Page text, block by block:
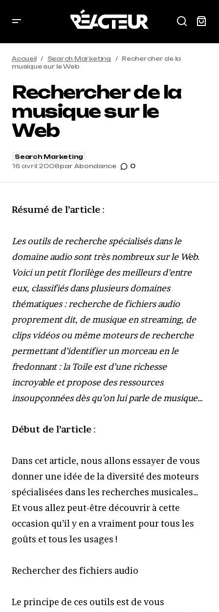
Accueil Search Marketing
Rechercher de la
musique sur le Web
Rechercher de la
musique sur le
Web
Search Marketing
16 avril 2008par Abondance 0
Résumé de l’article :
Les outils de recherche spécialisés dans le
domaine audio sont très nombreux sur le Web.
Voici un petit florilège des meilleurs d’entre
eux, classifiés dans plusieurs domaines
thématiques : recherche de fichiers audio
proprement dit, de musique en streaming, de
clips vidéos ou même moteurs de recherche
permettant d’identifier un morceau en le
fredonnant : la Toile est d’une richesse
incroyable et propose des ressources
insoupçonnées dès qu’on lui parle de musique…
Début de l’article :
Dans cet article, nous allons essayer de vous
donner une idée de la diversité des moteurs
spécialisées dans les recherches musicales…
Et vous allez peut-être découvrir à cette
occasion qu’il y en a vraiment pour tous les
goûts et tous les usages !
Rechercher des fichiers audio
Le principe de ces outils est de vous